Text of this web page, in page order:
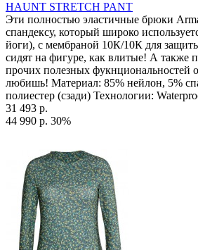
HAUNT STRETCH PANT
Эти полностью эластичные брюки
спандексу, который широко
йоги), с мембраной 10К/10К для
сидят на фигуре, как влитые! А также
прочих полезных фукнциональностей
любишь! Материал: 85% нейлон, 5%
полиестер (сзади) Технологии:
31 493 р.
44 990 р. 30%